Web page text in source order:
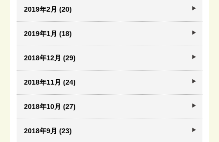
2019年2月 (20)
2019年1月 (18)
2018年12月 (29)
2018年11月 (24)
2018年10月 (27)
2018年9月 (23)